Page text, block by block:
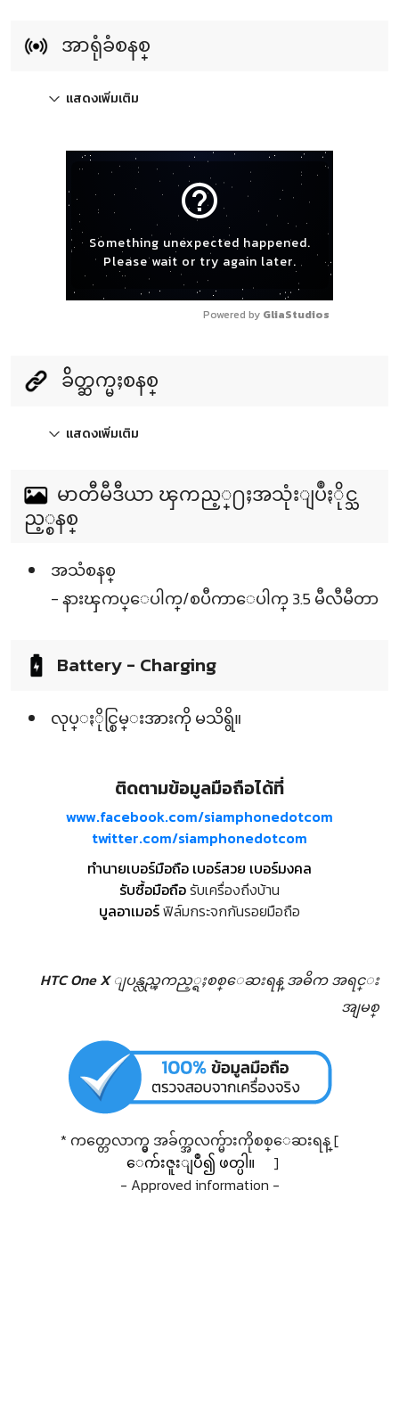
အာရုံခံစနစ္
แสดงเพิ่มเติม
help_outline
Something unexpected happened.
Please wait or try again later.
Powered by GliaStudios
ခ်ိတ္ဆက္မႈစနစ္
แสดงเพิ่มเติม
မာတီမီဒီယာ ၾကည့္႐ႈအသုံးျပဳႏိုင္သ
ည့္စနစ္
အသံစနစ္
- နားၾကပ္ေပါက္/စပီကာေပါက္ 3.5 မီလီမီတာ
Battery - Charging
လုပ္ႏိုင္စြမ္းအားကို မသိရွိ။
ติดตามข้อมูลมือถือได้ที่
www.facebook.com/siamphonedotcom
twitter.com/siamphonedotcom
ทำนายเบอร์มือถือ เบอร์สวย เบอร์มงคล
รับซื้อมือถือรับเครื่องถึงบ้าน
บูลอาเมอร์ฟิล์มกระจกกันรอยมือถือ
HTC One X ျပန္လည္ၾကည့္ရႈစစ္ေဆးရန္ အဓိက အရင္း
အျမစ္
* ကတ္တေလာက္မွ အခ်က္အလက္မ်ားကိုစစ္ေဆးရန္ [
ေက်းဇူးျပဳ၍ ဖတ္ပါ။
]
- Approved information -